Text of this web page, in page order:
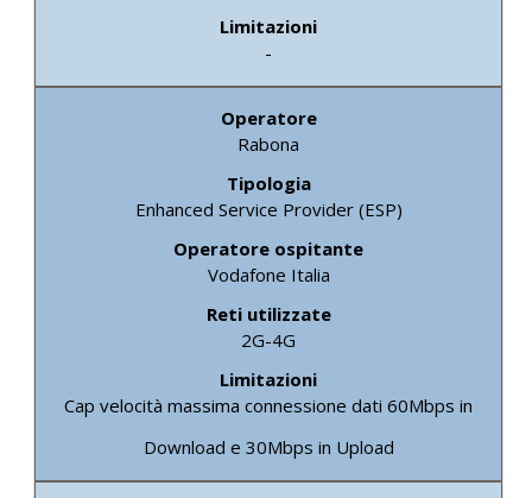
-
Rabona
Enhanced Service Provider (ESP)
Vodafone Italia
2G-4G
Cap velocità massima connessione dati 60Mbps in
Download e 30Mbps in Upload